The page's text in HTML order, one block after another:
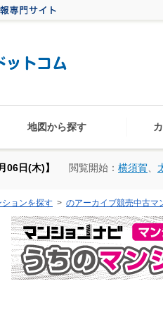
地図から探す
06日(木)】 閲覧開始： 横須賀
ョンを探す のアーカイブ競売中古マ